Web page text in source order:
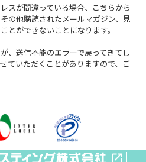
スが間違っている場合、こちらから
の他購読されたメールマガジン、見
とができないことになります。
、送信不能のエラーで戻ってきてし
ていただくことがありますので、ご